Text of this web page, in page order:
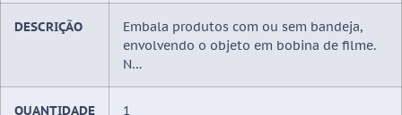
DESCRIÇÃO
Embala produtos com ou sem bandeja,
envolvendo o objeto em bobina de filme.
N…
QUANTIDADE 1